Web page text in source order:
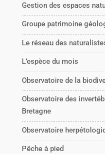
Gestion des espaces
Groupe patrimoine
Le réseau des
L’espèce du mois
Observatoire de la
Observatoire des
Bretagne
Observatoire
Pêche à pied